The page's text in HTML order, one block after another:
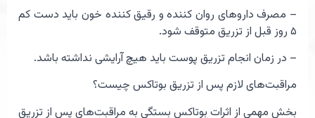
– مصرف داروهای روان کننده و رقیق کننده خون باید دست کم
۵ روز قبل از تزریق متوقف شود.
– در زمان انجام تزریق پوست باید هیچ آرایشی نداشته باشد.
مراقبت‌های لازم پس از تزریق بوتاکس چیست؟
بخش مهمی از اثرات بوتاکس بستگی به مراقبت‌های پس از تزریق